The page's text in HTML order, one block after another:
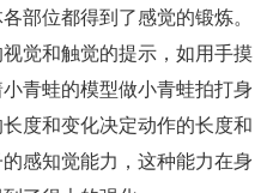
部位都得到了感觉的锻炼。
觉和触觉的提示，如用手摸
青蛙的模型做小青蛙拍打身
度和变化决定动作的长度和
感知觉能力，这种能力在身